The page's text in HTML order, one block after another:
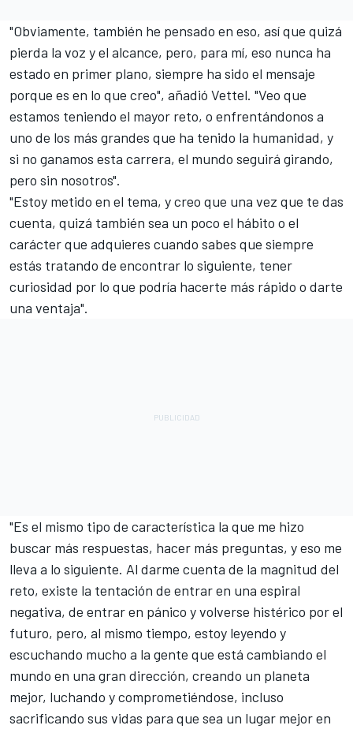
"Obviamente, también he pensado en eso, así que quizá
pierda la voz y el alcance, pero, para mí, eso nunca ha
estado en primer plano, siempre ha sido el mensaje
porque es en lo que creo", añadió Vettel. "Veo que
estamos teniendo el mayor reto, o enfrentándonos a
uno de los más grandes que ha tenido la humanidad, y
si no ganamos esta carrera, el mundo seguirá girando,
pero sin nosotros".
"Estoy metido en el tema, y creo que una vez que te das
cuenta, quizá también sea un poco el hábito o el
carácter que adquieres cuando sabes que siempre
estás tratando de encontrar lo siguiente, tener
curiosidad por lo que podría hacerte más rápido o darte
una ventaja".
"Es el mismo tipo de característica la que me hizo
buscar más respuestas, hacer más preguntas, y eso me
lleva a lo siguiente. Al darme cuenta de la magnitud del
reto, existe la tentación de entrar en una espiral
negativa, de entrar en pánico y volverse histérico por el
futuro, pero, al mismo tiempo, estoy leyendo y
escuchando mucho a la gente que está cambiando el
mundo en una gran dirección, creando un planeta
mejor, luchando y comprometiéndose, incluso
sacrificando sus vidas para que sea un lugar mejor en